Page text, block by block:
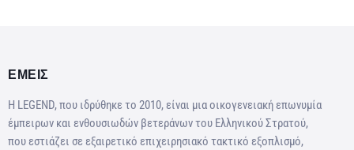
ΕΜΕΙΣ
Η LEGEND, που ιδρύθηκε το 2010, είναι μια οικογενειακή επωνυμία
έμπειρων και ενθουσιωδών βετεράνων του Ελληνικού Στρατού,
που εστιάζει σε εξαιρετικό επιχειρησιακό τακτικό εξοπλισμό,